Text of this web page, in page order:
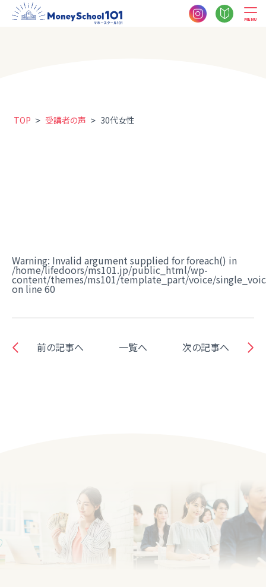
MENU
TOP > 受講者の声 > 30代女性
Warning: Invalid argument supplied for foreach() in
/home/lifedoors/ms101.jp/public_html/wp-
content/themes/ms101/template_part/voice/
on line 60
前の記事へ 一覧へ 次の記事へ